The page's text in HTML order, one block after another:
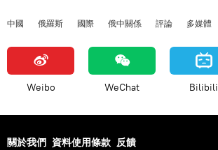
中國 俄羅斯 國際 俄中關係 評論 多媒體
Weibo WeChat Bilibili
關於我們 資料使用條款 反饋